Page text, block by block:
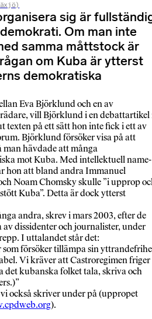
sig är
Om man inte
samma måttstock är
om Kuba är ytterst
demokratiska
Eva Björklund och en av
vill Björklund i en debattartikel
texten på ett sätt hon inte fick i ett av
Björklund försöker visa på att
man hävdade att många
mot Kuba. Med intellektuell name-
hon att bland andra Immanuel
Noam Chomsky skulle ”i upprop
Kuba”. Detta är dock ytterst
andra, skrev i mars 2003, efter de
dissidenter och journalister, under
I uttalandet står det:
som försöker tillämpa sin
Vi kräver att Castroregimen friger
det kubanska folket tala, skriva och
också skriver under på (uppropet
).